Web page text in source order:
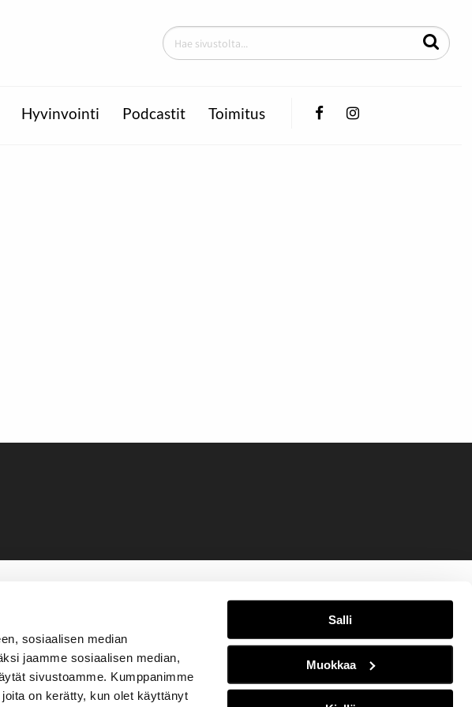
sosiaalisen median
jaamme sosiaalisen median,
sivustoamme. Kumppanimme
on kerätty, kun olet käyttänyt
Salli
Muokkaa
Hyvinvointi Podcastit Toimitus FacebookInstagram